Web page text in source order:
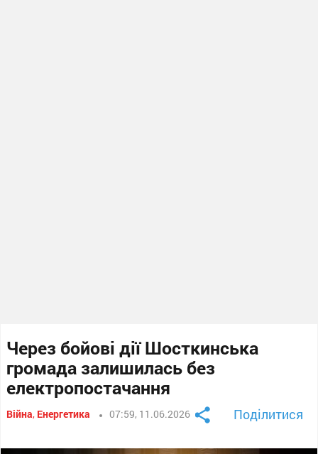
Через бойові дії Шосткинська
громада залишилась без
електропостачання
Війна, Енергетика 07:59, 11.06.2026 Поділитися